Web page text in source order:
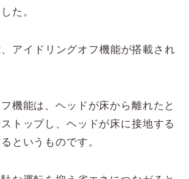
た。
アイドリングオフ機能が搭載され
機能は、ヘッドが床から離れたと
トップし、ヘッドが床に接地する
というものです。